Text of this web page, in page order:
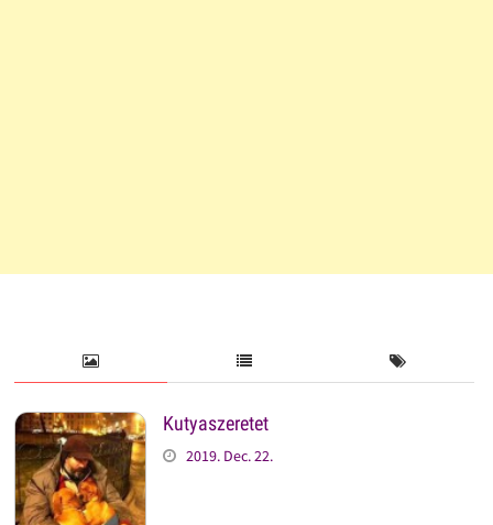
Kutyaszeretet
2019. Dec. 22.